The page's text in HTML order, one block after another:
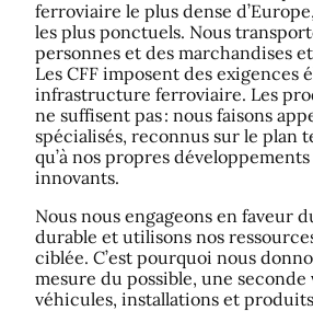
ferroviaire le plus dense
les plus ponctuels. Nous
personnes et des marchandises
Les CFF imposent des exigences
infrastructure ferroviaire. Les
ne suffisent pas : nous faisons
spécialisés, reconnus sur le plan
qu’à nos propres
innovants.
Nous nous engageons en faveur
durable et utilisons nos
ciblée. C’est pourquoi nous
mesure du possible, une seconde
véhicules, installations et